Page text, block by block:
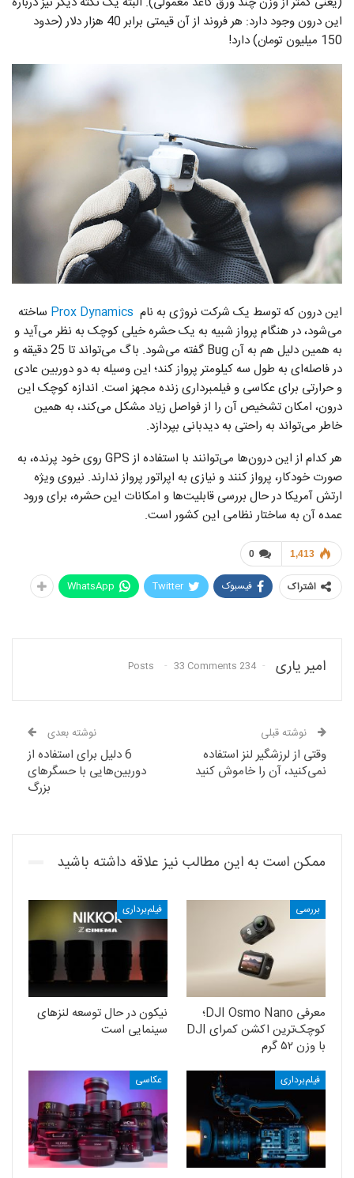
این درون وجود دارد: هر فروند از آن قیمتی برابر 40 هزار دلار (حدود
150 میلیون تومان) دارد!
این درون که توسط یک شرکت نروژی به نام Prox Dynamics ساخته
می‌شود، در هنگام پرواز شبیه به یک حشره خیلی کوچک به نظر می‌آید و
به همین دلیل هم به آن Bug گفته می‌شود. باگ می‌تواند تا 25 دقیقه و
در فاصله‌ای به طول سه کیلومتر پرواز کند؛ این وسیله به دو دوربین عادی
و حرارتی برای عکاسی و فیلمبرداری زنده مجهز است. اندازه کوچک این
درون، امکان تشخیص آن را از فواصل زیاد مشکل می‌کند، به همین
خاطر می‌تواند به راحتی به دیدبانی بپردازد.
هر کدام از این درون‌ها می‌توانند با استفاده از GPS روی خود پرنده، به
صورت خودکار، پرواز کنند و نیازی به اپراتور پرواز ندارند. نیروی ویژه
ارتش آمریکا در حال بررسی قابلیت‌ها و امکانات این حشره، برای ورود
عمده آن به ساختار نظامی این کشور است.
0 1,413
اشتراک فیسبوک Twitter
WhatsApp
امیر یاری 234 Posts
33 Comments
نوشته قبلی
وقتی از لرزشگیر لنز استفاده
نمی‌کنید، آن را خاموش کنید
نوشته بعدی
6 دلیل برای استفاده از
دوربین‌هایی با حسگر‌های
بزرگ
ممکن است به این مطالب نیز علاقه داشته باشید
بررسی
معرفی DJI Osmo Nano؛
کوچک‌ترین اکشن کمرای DJI
با وزن ۵۲ گرم
فیلم‌برداری
نیکون در حال توسعه‌ لنزهای
سینمایی است
فیلم‌برداری عکاسی